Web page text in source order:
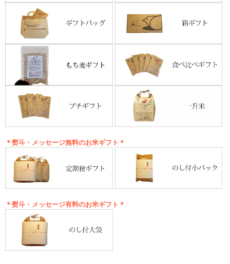
＊熨斗・メッセージ無料のお米ギフト＊
＊熨斗・メッセージ有料のお米ギフト＊